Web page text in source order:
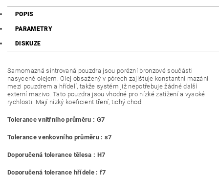
POPIS
PARAMETRY
DISKUZE
Samomazná sintrovaná pouzdra jsou porézní bronzové součásti
nasycené olejem. Olej obsažený v pórech zajišťuje konstantní mazání
mezi pouzdrem a hřídelí, takže systém již nepotřebuje žádné další
externí mazivo. Tato pouzdra jsou vhodné pro nízké zatížení a vysoké
rychlosti. Mají nízký koeficient tření, tichý chod.
Tolerance vnitřního průměru : G7
Tolerance venkovního průměru : s7
Doporučená tolerance tělesa : H7
Doporučená tolerance hřídele : f7